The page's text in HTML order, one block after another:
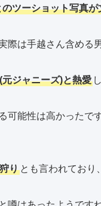
ツーショット写真が
際は手越さん含める
ジャニーズ)と熱愛
可能性は高かったで
り とも言われており